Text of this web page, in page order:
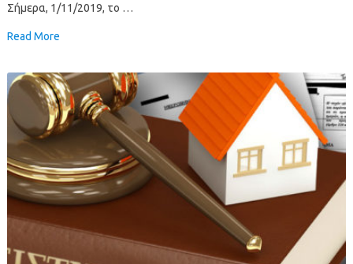
Σήμερα, 1/11/2019, το …
Read More